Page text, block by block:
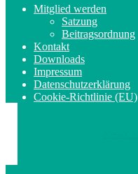
Mitglied werden
Satzung
Beitragsordnung
Kontakt
Downloads
Impressum
Datenschutzerklärung
Cookie-Richtlinie (EU)